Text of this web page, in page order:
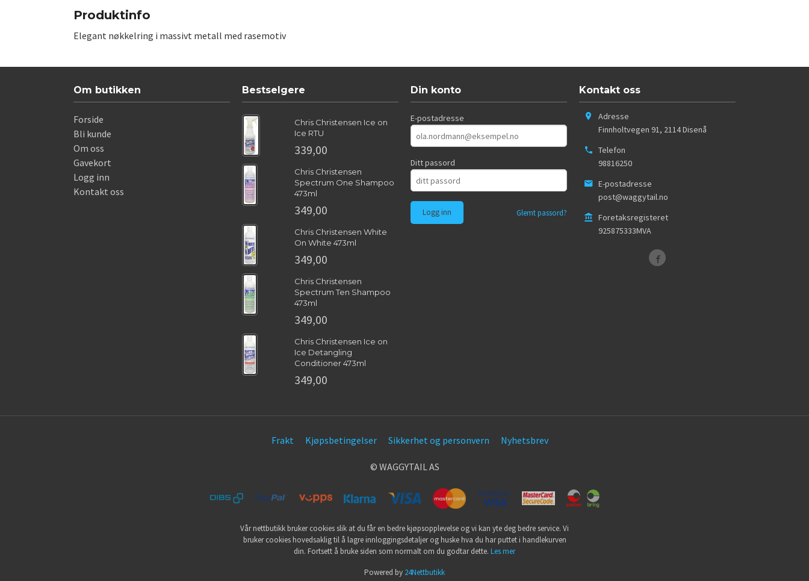
Produktinfo
Elegant nøkkelring i massivt metall med rasemotiv
Om butikken
Forside
Bli kunde
Om oss
Gavekort
Logg inn
Kontakt oss
Bestselgere
Chris Christensen Ice on
Ice RTU
339,00
Chris Christensen
Spectrum One Shampoo
473ml
349,00
Chris Christensen White
On White 473ml
349,00
Chris Christensen
Spectrum Ten Shampoo
473ml
349,00
Chris Christensen Ice on
Ice Detangling
Conditioner 473ml
349,00
Din konto
E-postadresse
Ditt passord
Glemt passord?
Kontakt oss
Adresse
Finnholtvegen 91, 2114Disenå
Telefon
98816250
E-postadresse
post@waggytail.no
Foretaksregisteret
925875333MVA
Frakt Kjøpsbetingelser Sikkerhet og personvern Nyhetsbrev
© WAGGYTAIL AS
Vår nettbutikk bruker cookies slik at du får en bedre kjøpsopplevelse og vi kan yte deg bedre service. Vi
bruker cookies hovedsaklig til å lagre innloggingsdetaljer og huske hva du har puttet i handlekurven
din. Fortsett å bruke siden som normalt om du godtar dette. Les mer
Powered by 24Nettbutikk